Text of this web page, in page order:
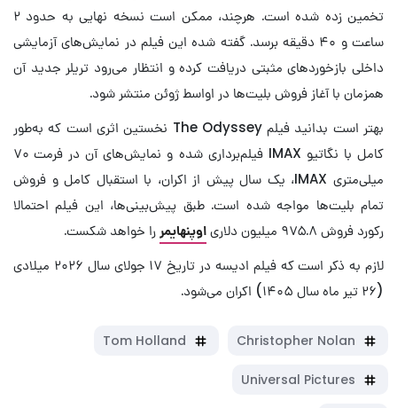
تخمین زده شده است. هرچند، ممکن است نسخه نهایی به حدود ۲
ساعت و ۴۰ دقیقه برسد. گفته شده این فیلم در نمایش‌های آزمایشی
داخلی بازخوردهای مثبتی دریافت کرده و انتظار می‌رود تریلر جدید آن
همزمان با آغاز فروش بلیت‌ها در اواسط ژوئن منتشر شود.
بهتر است بدانید فیلم The Odyssey نخستین اثری است که به‌طور
کامل با نگاتیو IMAX فیلم‌برداری شده و نمایش‌های آن در فرمت ۷۰
میلی‌متری IMAX، یک سال پیش از اکران، با استقبال کامل و فروش
تمام بلیت‌ها مواجه شده است. طبق پیش‌بینی‌ها، این فیلم احتمالا
رکورد فروش ۹۷۵.۸ میلیون دلاری
اوپنهایمر را خواهد شکست.
لازم به ذکر است که فیلم ادیسه در تاریخ ۱۷ جولای سال ۲۰۲۶ میلادی
(۲۶ تیر ماه سال ۱۴۰۵) اکران می‌شود.
Christopher Nolan
Tom Holland
Universal Pictures